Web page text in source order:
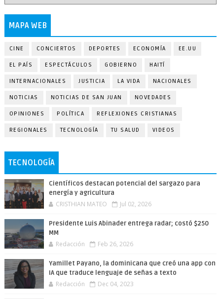
MAPA WEB
CINE CONCIERTOS DEPORTES ECONOMÍA EE.UU
EL PAÍS ESPECTÁCULOS GOBIERNO HAITÍ
INTERNACIONALES JUSTICIA LA VIDA NACIONALES
NOTICIAS NOTICIAS DE SAN JUAN NOVEDADES
OPINIONES POLÍTICA REFLEXIONES CRISTIANAS
REGIONALES TECNOLOGÍA TU SALUD VIDEOS
TECNOLOGÍA
Científicos destacan potencial del sargazo para
energía y agricultura
CRISTHIAN MATEO Jul 02, 2026
Presidente Luis Abinader entrega radar; costó $250
MM
Redacción Feb 26, 2026
Yamillet Payano, la dominicana que creó una app con
IA que traduce lenguaje de señas a texto
Redacción Dec 04, 2023